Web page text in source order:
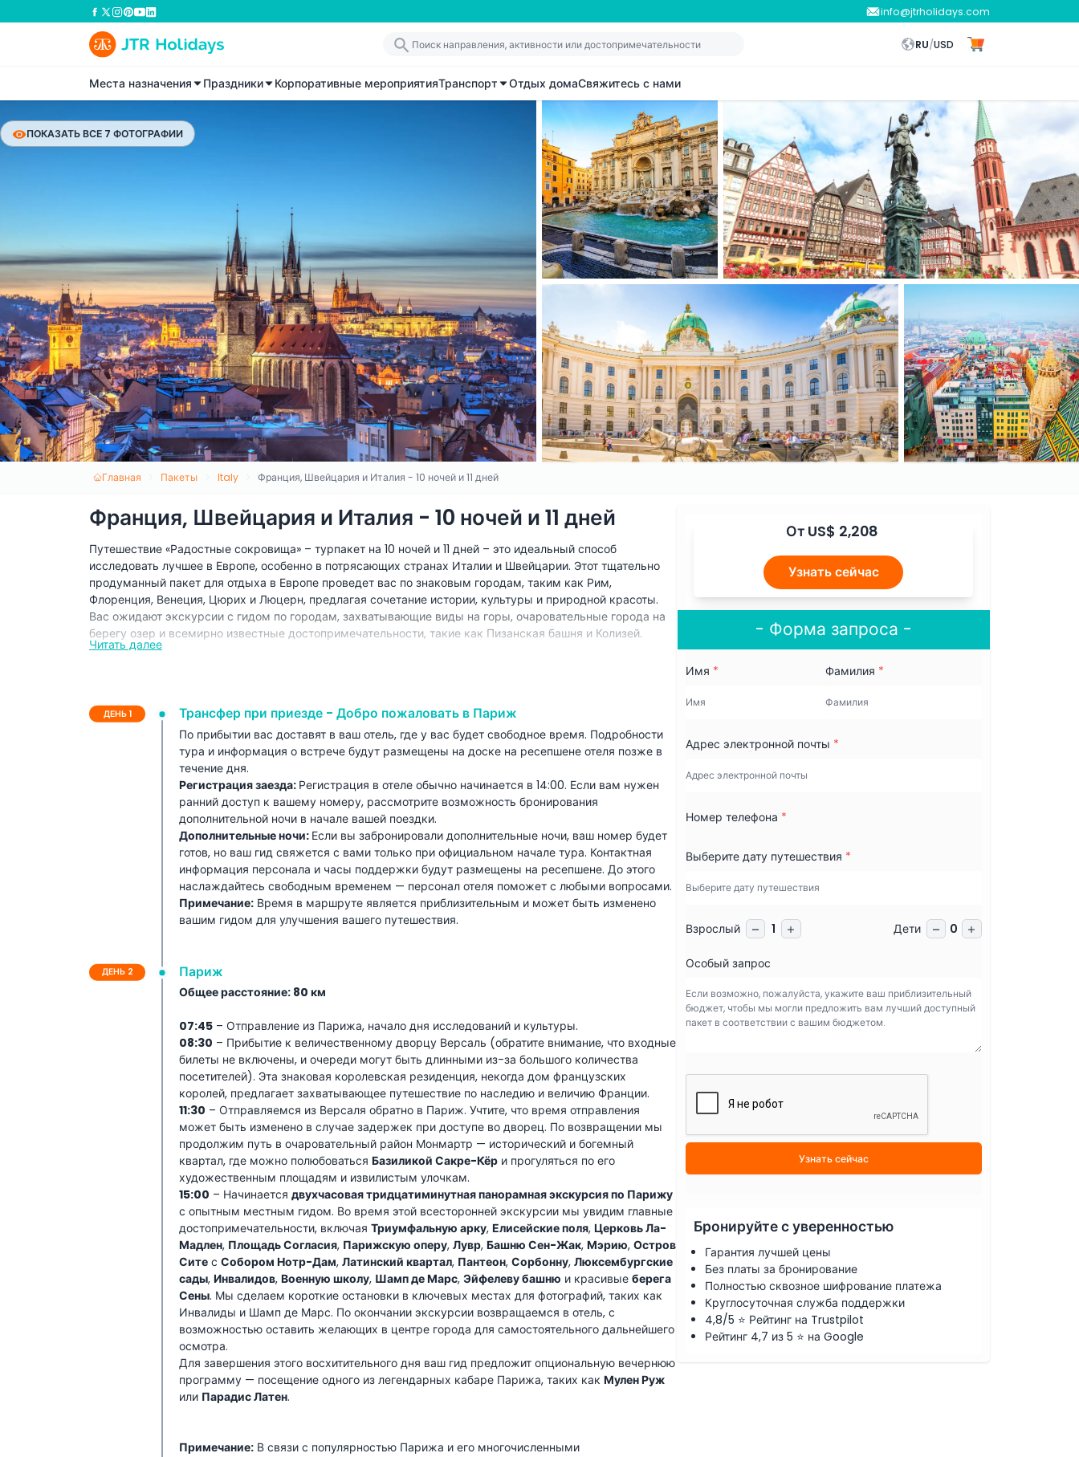
info@jtrholidays.com
RU/USD
Места назначения Праздники Корпоративные мероприятияТранспорт Отдых домаСвяжитесь с нами
ПОКАЗАТЬ ВСЕ 7 ФОТОГРАФИИ
Главная Пакеты Italy Франция, Швейцария и Италия - 10 ночей и 11 дней
Франция, Швейцария и Италия - 10 ночей и 11 дней
Путешествие «Радостные сокровища» – турпакет на 10 ночей и 11 дней – это идеальный способ
исследовать лучшее в Европе, особенно в потрясающих странах Италии и Швейцарии. Этот тщательно
продуманный пакет для отдыха в Европе проведет вас по знаковым городам, таким как Рим,
Флоренция, Венеция, Цюрих и Люцерн, предлагая сочетание истории, культуры и природной красоты.
Вас ожидают экскурсии с гидом по городам, захватывающие виды на горы, очаровательные города на
берегу озер и всемирно известные достопримечательности, такие как Пизанская башня и Колизей.
Этот тур по Италии и Швейцарии идеально подходит для путешественников, которые хотят комфортное и
прогулка по улицам древнего Рима, поездка на лодке в Венеции или восхищение великолепием
швейцарских Альп, этот европейский турпакет обещает незабываемые воспоминания и радостные
впечатления каждый день.
Условия и положения
Политика оплаты
Читать далее
ДЕНЬ 1 Трансфер при приезде - Добро пожаловать в Париж
По прибытии вас доставят в ваш отель, где у вас будет свободное время. Подробности
тура и информация о встрече будут размещены на доске на ресепшене отеля позже в
течение дня.
Регистрация заезда: Регистрация в отеле обычно начинается в 14:00. Если вам нужен
ранний доступ к вашему номеру, рассмотрите возможность бронирования
дополнительной ночи в начале вашей поездки.
Дополнительные ночи: Если вы забронировали дополнительные ночи, ваш номер будет
готов, но ваш гид свяжется с вами только при официальном начале тура. Контактная
информация персонала и часы поддержки будут размещены на ресепшене. До этого
наслаждайтесь свободным временем — персонал отеля поможет с любыми вопросами.
Примечание: Время в маршруте является приблизительным и может быть изменено
вашим гидом для улучшения вашего путешествия.
ДЕНЬ 2 Париж
Общее расстояние: 80 км
07:45 – Отправление из Парижа, начало дня исследований и культуры.
08:30 – Прибытие к величественному дворцу Версаль (обратите внимание, что входные
билеты не включены, и очереди могут быть длинными из-за большого количества
посетителей). Эта знаковая королевская резиденция, некогда дом французских
королей, предлагает захватывающее путешествие по наследию и величию Франции.
11:30 – Отправляемся из Версаля обратно в Париж. Учтите, что время отправления
может быть изменено в случае задержек при доступе во дворец. По возвращении мы
продолжим путь в очаровательный район Монмартр — исторический и богемный
квартал, где можно полюбоваться Базиликой Сакре-Кёр и прогуляться по его
художественным площадям и извилистым улочкам.
15:00 – Начинается двухчасовая тридцатиминутная панорамная экскурсия по Парижу
с опытным местным гидом. Во время этой всесторонней экскурсии мы увидим главные
достопримечательности, включая Триумфальную арку, Елисейские поля, Церковь Ла-
Мадлен, Площадь Согласия, Парижскую оперу, Лувр, Башню Сен-Жак, Мэрию, Остров
Сите с Собором Нотр-Дам, Латинский квартал, Пантеон, Сорбонну, Люксембургские
сады, Инвалидов, Военную школу, Шамп де Марс, Эйфелеву башню и красивые берега
Сены. Мы сделаем короткие остановки в ключевых местах для фотографий, таких как
Инвалиды и Шамп де Марс. По окончании экскурсии возвращаемся в отель, с
возможностью оставить желающих в центре города для самостоятельного дальнейшего
осмотра.
Для завершения этого восхитительного дня ваш гид предложит опциональную вечернюю
программу — посещение одного из легендарных кабаре Парижа, таких как Мулен Руж
или Парадис Латен.
Примечание: В связи с популярностью Парижа и его многочисленными
От US$ 2,208
Узнать сейчас
- Форма запроса -
Имя * Фамилия *
Адрес электронной почты *
Номер телефона *
Выберите дату путешествия *
Взрослый 1 Дети 0
Особый запрос
Узнать сейчас
Бронируйте с уверенностью
Гарантия лучшей цены
Без платы за бронирование
Полностью сквозное шифрование платежа
Круглосуточная служба поддержки
4,8/5 ⭐ Рейтинг на Trustpilot
Рейтинг 4,7 из 5 ⭐ на Google